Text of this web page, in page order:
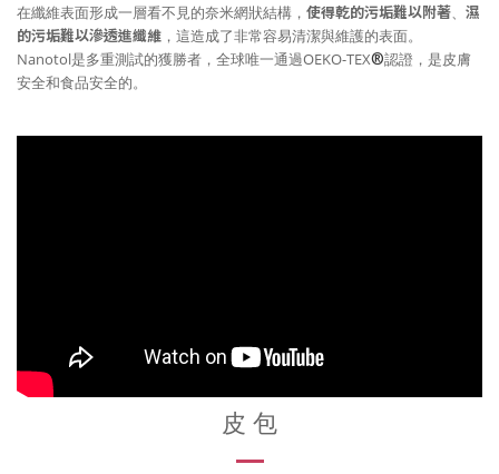
在纖維表面形成一層看不見的奈米網狀結構， 使得乾的污垢難以附著、 濕
的污垢難以滲透進纖維 ，這造成了非常容易清潔與維護的表面。
Nanotol是多重測試的獲勝者，全球唯一通過OEKO-TEX®認證，是皮膚
安全和食品安全的。
皮 包